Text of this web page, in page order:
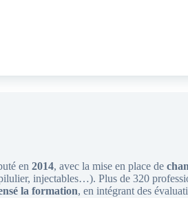
en 2014, avec la mise en place de
injectables…). Plus de 320
la formation, en intégrant des